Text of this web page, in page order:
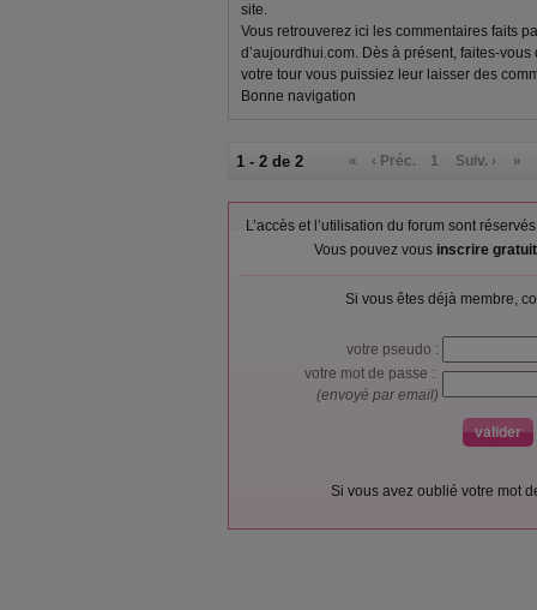
site.
Vous retrouverez ici les commentaires faits
d’aujourdhui.com. Dès à présent, faites-
votre tour vous puissiez leur laisser des
Bonne navigation
1 - 2 de 2 « ‹ Préc. 1 Suiv. › »
L’accès et l’utilisation du forum sont
Vous pouvez vous inscrire
Si vous êtes déjà membre,
votre pseudo :
votre mot de passe :
(envoyé par email)
Si vous avez oublié votre mot